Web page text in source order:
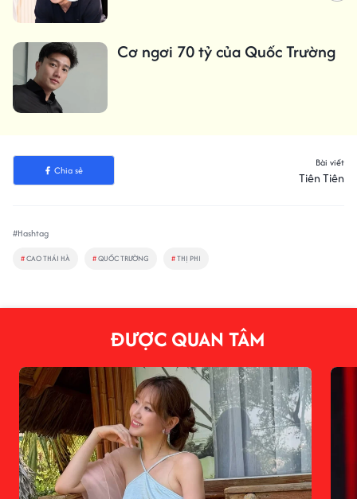
Cơ ngơi 70 tỷ của Quốc Trường
Chia sẻ
Bài viết
Tiên Tiên
#Hashtag
#CAO THÁI HÀ #QUỐC TRƯỜNG #THỊ PHI
ĐƯỢC QUAN TÂM